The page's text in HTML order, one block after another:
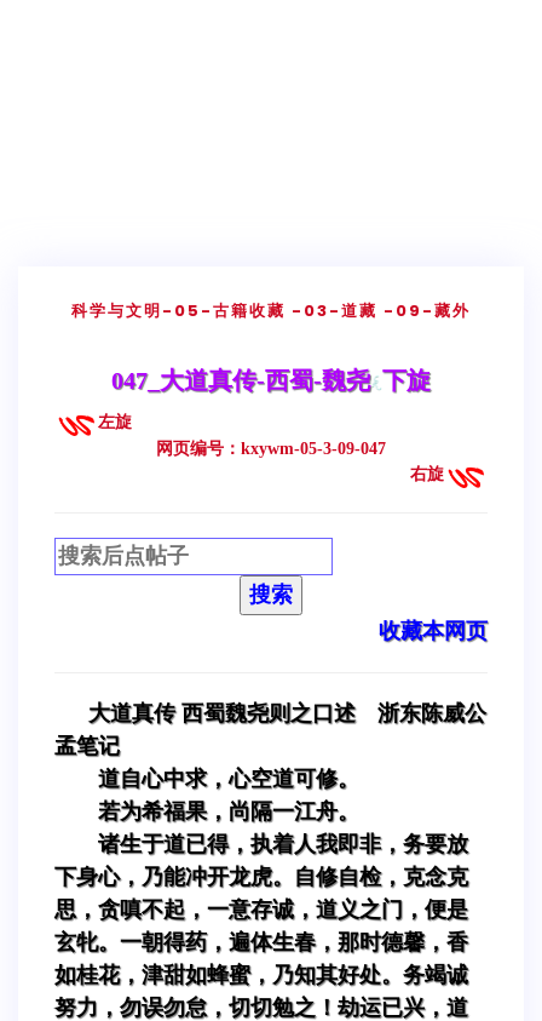
科学与文明-05-古籍收藏 -03-道藏 -09-藏外
047_大道真传-西蜀-魏尧 下旋
左旋
网页编号：kxywm-05-3-09-047
右旋
搜索
收藏本网页
大道真传 西蜀魏尧则之口述 浙东陈威公
孟笔记
道自心中求，心空道可修。
若为希福果，尚隔一江舟。
诸生于道已得，执着人我即非，务要放
下身心，乃能冲开龙虎。自修自检，克念克
思，贪嗔不起，一意存诚，道义之门，便是
玄牝。一朝得药，遍体生春，那时德馨，香
如桂花，津甜如蜂蜜，乃知其好处。务竭诚
努力，勿误勿怠，切切勉之！劫运已兴，道